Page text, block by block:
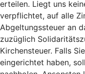
erteilen. Liegt uns
verpflichtet, auf alle
Abgeltungssteuer an
zuzüglich
Kirchensteuer. Falls
eingerichtet haben,